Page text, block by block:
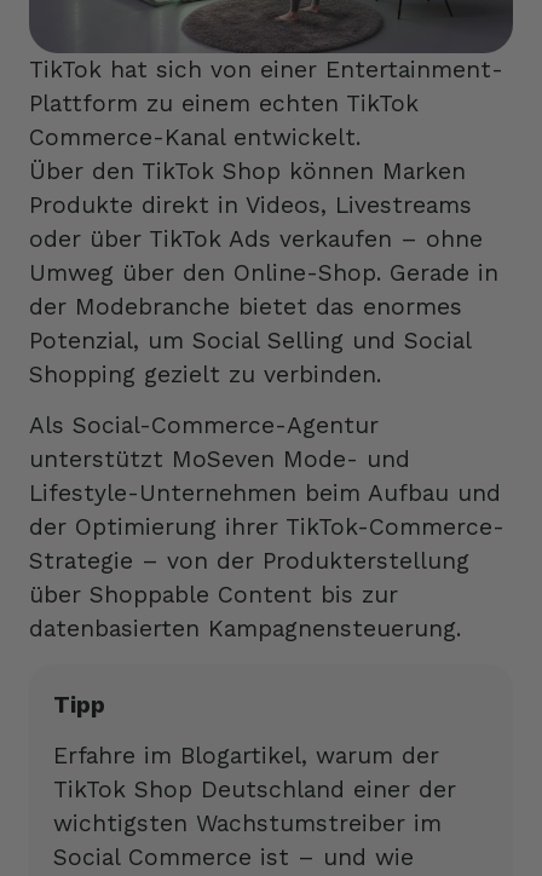
TikTok hat sich von einer Entertainment-
Plattform zu einem echten TikTok
Commerce-Kanal entwickelt.
Über den TikTok Shop können Marken
Produkte direkt in Videos, Livestreams
oder über TikTok Ads verkaufen – ohne
Umweg über den Online-Shop. Gerade in
der Modebranche bietet das enormes
Potenzial, um Social Selling und Social
Shopping gezielt zu verbinden.
Als Social-Commerce-Agentur
unterstützt MoSeven Mode- und
Lifestyle-Unternehmen beim Aufbau und
der Optimierung ihrer TikTok-Commerce-
Strategie – von der Produkterstellung
über Shoppable Content bis zur
datenbasierten Kampagnensteuerung.
Tipp
Erfahre im Blogartikel, warum der
TikTok Shop Deutschland einer der
wichtigsten Wachstumstreiber im
Social Commerce ist – und wie
Informationen zum Schutz deiner persönlichen Daten findest du
Datenschutzerklärung . Danke für dein Vertrauen!